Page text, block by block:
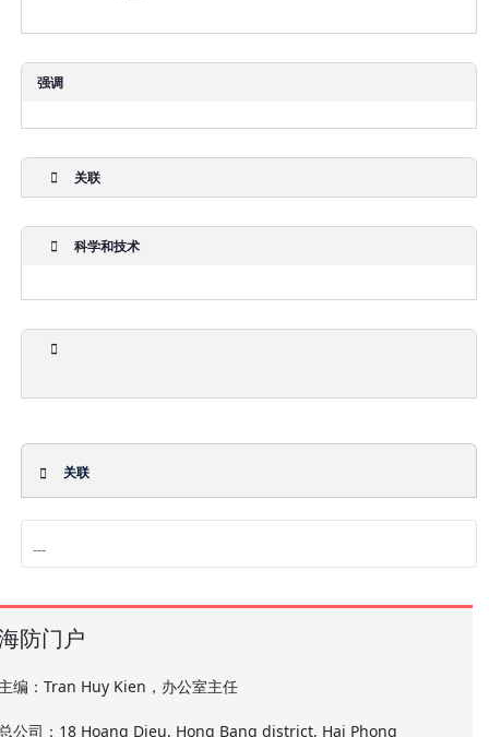
强调
关联
科学和技术
关联
防门户
编：Tran Huy Kien，办公室主任
公司：18 Hoang Dieu, Hong Bang district, Hai Phong